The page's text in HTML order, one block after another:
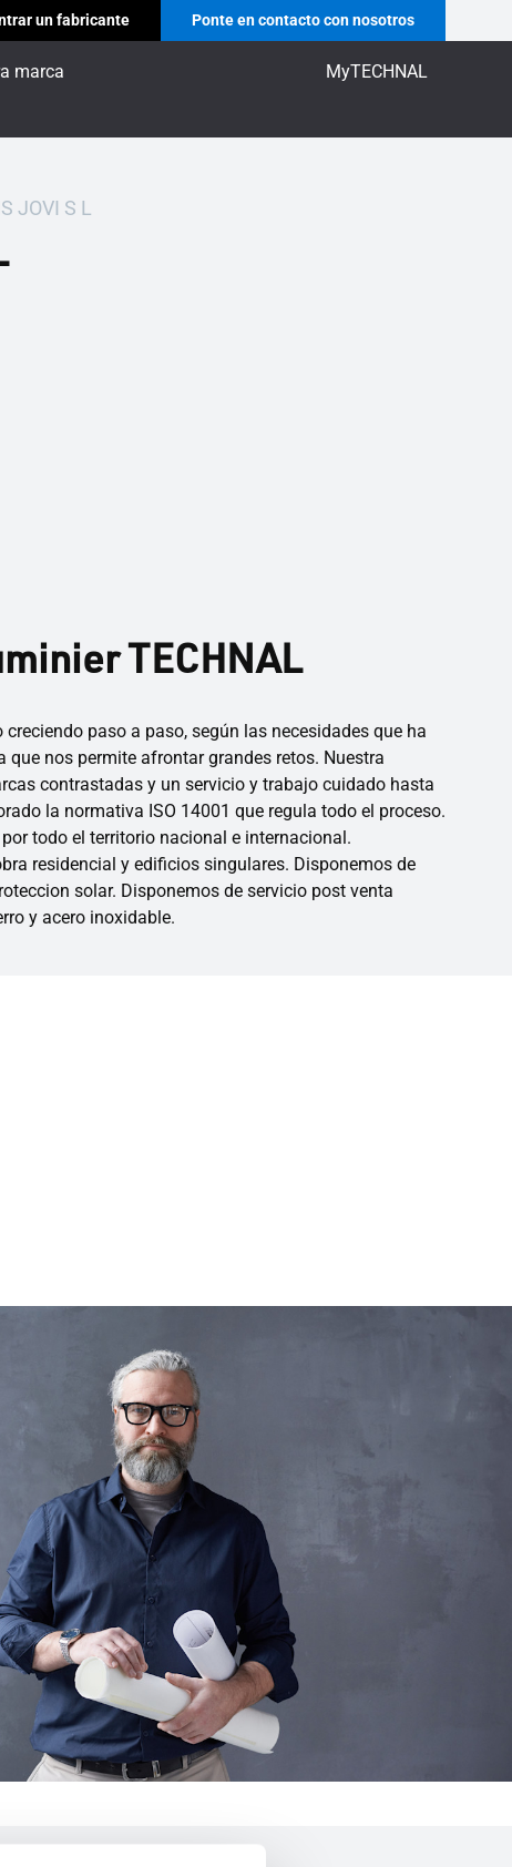
un fabricante Ponte en contacto con nosotros
marca MyTECHNAL
JOVI S L
TECHNAL
paso a paso, según las necesidades que ha
nos permite afrontar grandes retos. Nuestra
contrastadas y un servicio y trabajo cuidado hasta
la normativa ISO 14001 que regula todo el proceso.
todo el territorio nacional e internacional.
residencial y edificios singulares. Disponemos de
solar. Disponemos de servicio post venta
y acero inoxidable.